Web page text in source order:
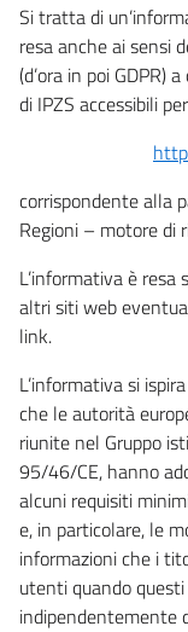
Si tratta di
resa anche ai sensi
(d’ora in poi GDPR)
di IPZS accessibili
corrispondente alla
Regioni – motore di
L’informativa è
altri siti web
link.
L’informativa si
che le autorità
riunite nel Gruppo
95/46/CE, hanno
alcuni requisiti
e, in particolare, le
informazioni che i
utenti quando
indipendentemente